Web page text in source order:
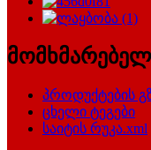
პროდუქტების
ცხელი ტეგები
საიტის რუკა.xml